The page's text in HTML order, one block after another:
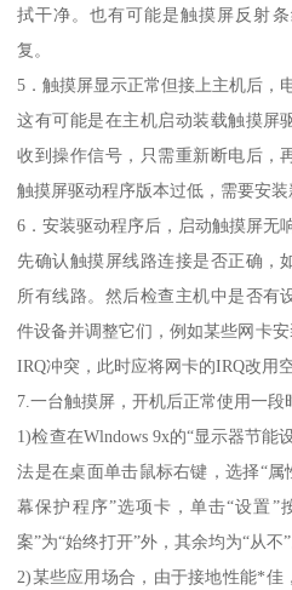
拭干净。也有可能是触摸屏反射
复。
5．触摸屏显示正常但接上主机后，
这有可能是在主机启动装载触摸屏
收到操作信号，只需重新断电后，
触摸屏驱动程序版本过低，需要安装
6．安装驱动程序后，启动触摸屏无
先确认触摸屏线路连接是否正确，
所有线路。然后检查主机中是否有
件设备并调整它们，例如某些网卡
IRQ冲突，此时应将网卡的IRQ改用
7.一台触摸屏，开机后正常使用一段
1)检查在Wlndows 9x的“显示器节能
法是在桌面单击鼠标右键，选择“
幕保护程序”选项卡，单击“设置”
案”为“始终打开”外，其余均为“从不”
2)某些应用场合，由于接地性能*佳